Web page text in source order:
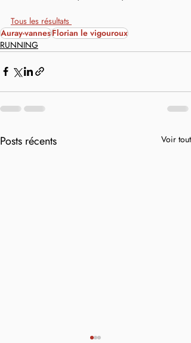
Tous les résultats
Auray-vannesFlorian le vigouroux
RUNNING
Posts récents Voir tout